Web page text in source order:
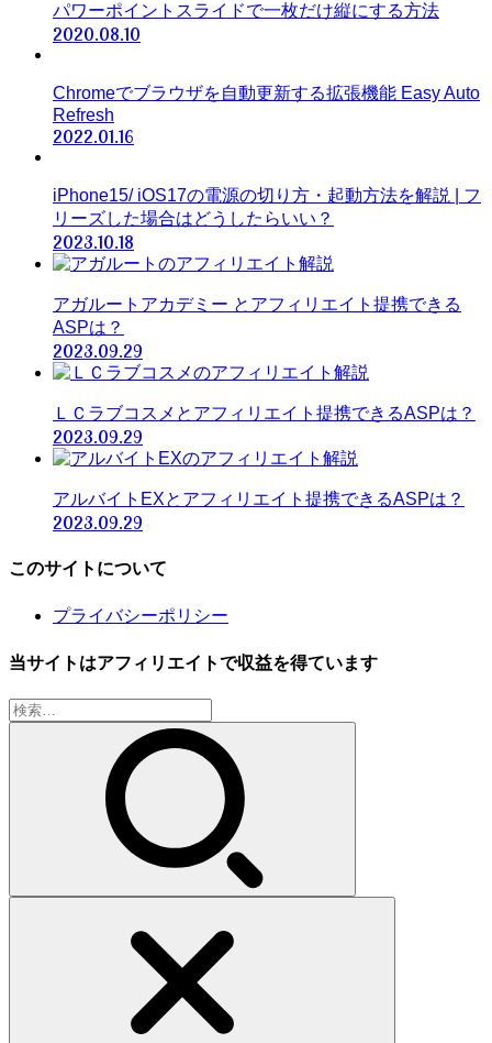
パワーポイントスライドで一枚だけ縦にする方法
2020.08.10
Chromeでブラウザを自動更新する拡張機能 Easy Auto
Refresh
2022.01.16
iPhone15/ iOS17の電源の切り方・起動方法を解説 | フ
リーズした場合はどうしたらいい？
2023.10.18
アガルートアカデミー とアフィリエイト提携できる
ASPは？
2023.09.29
ＬＣラブコスメとアフィリエイト提携できるASPは？
2023.09.29
アルバイトEXとアフィリエイト提携できるASPは？
2023.09.29
このサイトについて
プライバシーポリシー
当サイトはアフィリエイトで収益を得ています
検
索: